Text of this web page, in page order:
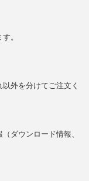
。
外を分けてご注文く
ダウンロード情報、